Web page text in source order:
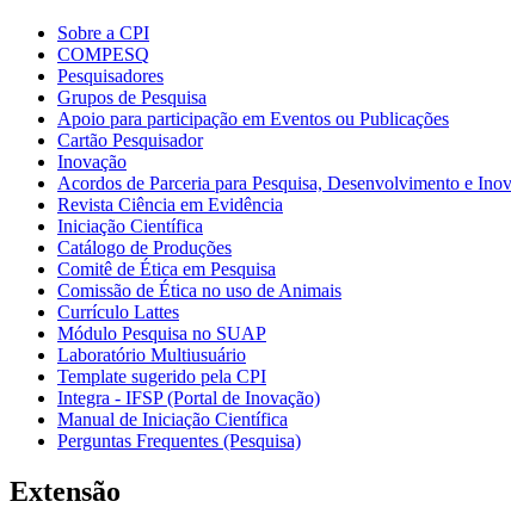
Sobre a CPI
COMPESQ
Pesquisadores
Grupos de Pesquisa
Apoio para participação em Eventos ou Publicações
Cartão Pesquisador
Inovação
Acordos de Parceria para Pesquisa, Desenvolvimento e
Revista Ciência em Evidência
Iniciação Científica
Catálogo de Produções
Comitê de Ética em Pesquisa
Comissão de Ética no uso de Animais
Currículo Lattes
Módulo Pesquisa no SUAP
Laboratório Multiusuário
Template sugerido pela CPI
Integra - IFSP (Portal de Inovação)
Manual de Iniciação Científica
Perguntas Frequentes (Pesquisa)
Extensão